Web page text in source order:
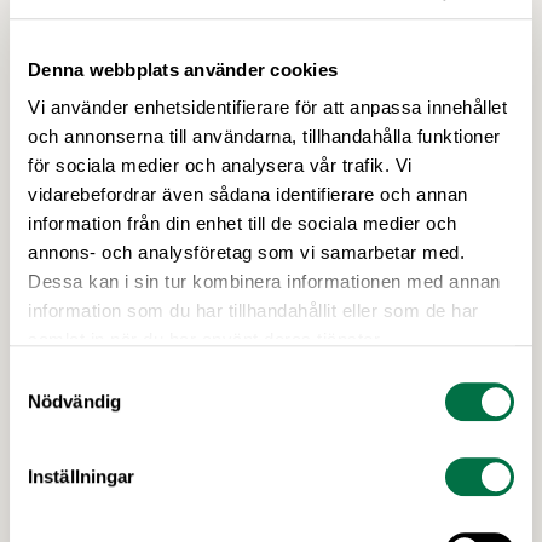
Denna webbplats använder cookies
Vi använder enhetsidentifierare för att anpassa innehållet
och annonserna till användarna, tillhandahålla funktioner
för sociala medier och analysera vår trafik. Vi
vidarebefordrar även sådana identifierare och annan
information från din enhet till de sociala medier och
annons- och analysföretag som vi samarbetar med.
Dessa kan i sin tur kombinera informationen med annan
information som du har tillhandahållit eller som de har
Nödvändig
Inställningar
av Livsmedelsföretagen, Arla, Lantmännen, Scan
Senaste nytt
Utlysningar: Forskning och Innovation
med fokus på försörjning
2 JULI 2026
nationella forskningsprogrammet för livsmedel,